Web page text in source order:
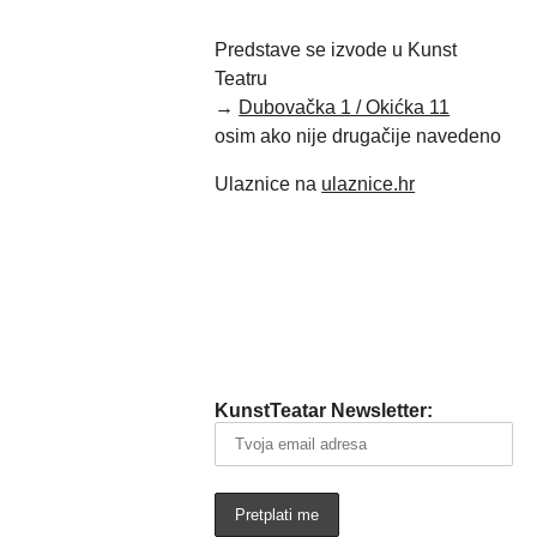
Predstave se izvode u Kunst
Teatru
→ Dubovačka 1 / Okićka 11
osim ako nije drugačije navedeno
Ulaznice na ulaznice.hr
KunstTeatar Newsletter: